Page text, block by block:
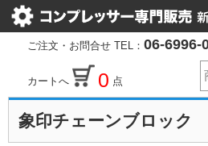
ご注文・お問合せ TEL： 06-6996-
カートへ 0 点
象印チェーンブロック